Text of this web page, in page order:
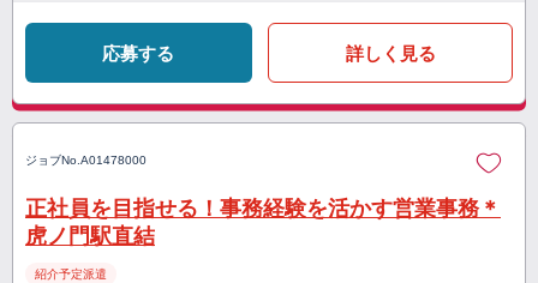
応募する 詳しく見る
ジョブNo. A01478000
正社員を目指せる！事務経験を活かす営業事務＊
虎ノ門駅直結
紹介予定派遣